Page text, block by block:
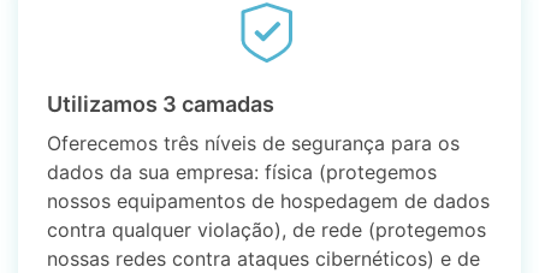
Utilizamos 3 camadas
Oferecemos três níveis de segurança para os
dados da sua empresa: física (protegemos
nossos equipamentos de hospedagem de dados
contra qualquer violação), de rede (protegemos
nossas redes contra ataques cibernéticos) e de